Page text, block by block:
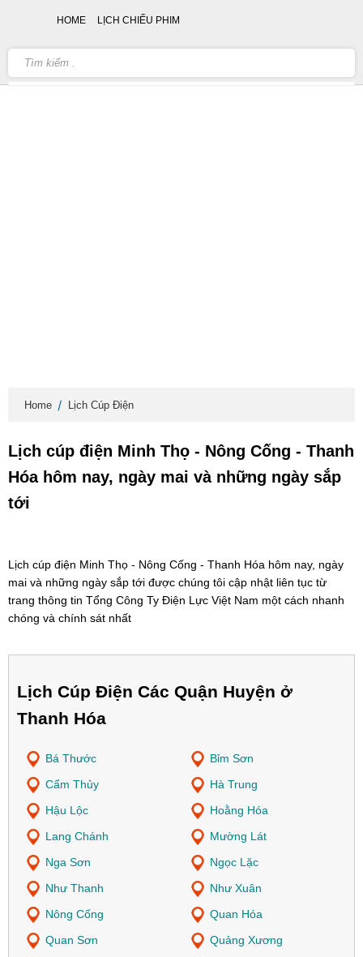
Home Lịch Cúp Điện
Lịch cúp điện Minh Thọ - Nông Cống - Thanh
Hóa hôm nay, ngày mai và những ngày sắp
tới
Lịch cúp điện Minh Thọ - Nông Cống - Thanh Hóa hôm nay, ngày
mai và những ngày sắp tới được chúng tôi cập nhật liên tục từ
trang thông tin Tổng Công Ty Điện Lực Việt Nam một cách nhanh
chóng và chính sát nhất
Lịch Cúp Điện Các Quận Huyện ở
Thanh Hóa
Bá Thước
Bỉm Sơn
Cẩm Thủy
Hà Trung
Hậu Lộc
Hoằng Hóa
Lang Chánh
Mường Lát
Nga Sơn
Ngọc Lặc
Như Thanh
Như Xuân
Nông Cống
Quan Hóa
Quan Sơn
Quảng Xương
HOME LỊCH CHIẾU PHIM